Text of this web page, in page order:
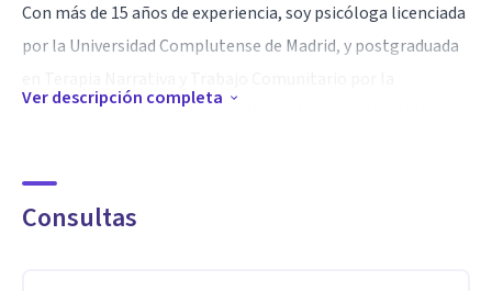
Con más de 15 años de experiencia, soy psicóloga licenciada
por la Universidad Complutense de Madrid, y postgraduada
Universidad de Melbourne y el Dulwich Centre (Australia).
Psicosomática, Orientación Psicológica, Mediación Familiar
y Estudios de Género. He colaborado con diversas
Ver descripción completa
Consultas